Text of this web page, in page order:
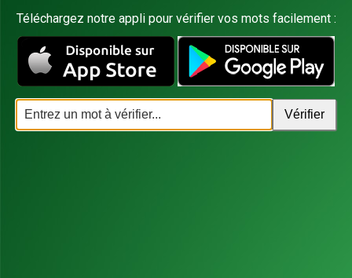
Téléchargez notre appli pour vérifier vos mots facilement :